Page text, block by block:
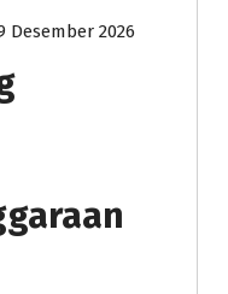
Desember 2026